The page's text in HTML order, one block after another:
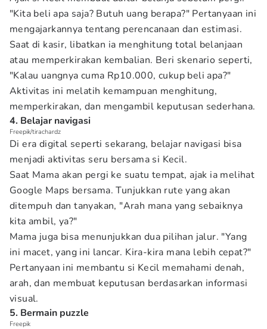
"Kita beli apa saja? Butuh uang berapa?" Pertanyaan ini
mengajarkannya tentang perencanaan dan estimasi.
Saat di kasir, libatkan ia menghitung total belanjaan
atau memperkirakan kembalian. Beri skenario seperti,
"Kalau uangnya cuma Rp10.000, cukup beli apa?"
Aktivitas ini melatih kemampuan menghitung,
memperkirakan, dan mengambil keputusan sederhana.
4. Belajar navigasi
Freepik/tirachardz
Di era digital seperti sekarang, belajar navigasi bisa
menjadi aktivitas seru bersama si Kecil.
Saat Mama akan pergi ke suatu tempat, ajak ia melihat
Google Maps bersama. Tunjukkan rute yang akan
ditempuh dan tanyakan, "Arah mana yang sebaiknya
kita ambil, ya?"
Mama juga bisa menunjukkan dua pilihan jalur. "Yang
ini macet, yang ini lancar. Kira-kira mana lebih cepat?"
Pertanyaan ini membantu si Kecil memahami denah,
arah, dan membuat keputusan berdasarkan informasi
visual.
5. Bermain puzzle
Freepik